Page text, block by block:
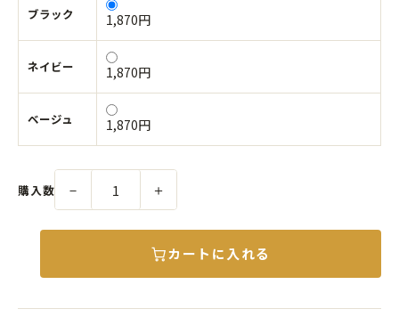
ブラック 1,870円
ネイビー 1,870円
ベージュ 1,870円
購入数 － ＋
カートに入れる